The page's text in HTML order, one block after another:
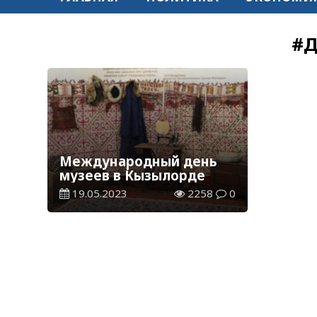
Международный день
музеев в Кызылорде
19.05.2023 2258 0